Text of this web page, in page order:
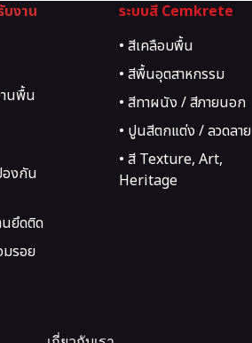
งาน
นพื้น
องกัน
ยึดติด
มรอย
ระบบสี Cemkrete
• สีเคลือบพื้น
• สีพื้นอุตสาหกรรม
• สีทาผนัง / สีภายนอก
• ปูนสีตกแต่ง / ลวดลาย
• สี Texture, Art,
Heritage